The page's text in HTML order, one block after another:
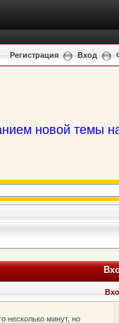
Регистрация Вход
новой темы
несколько минут, но